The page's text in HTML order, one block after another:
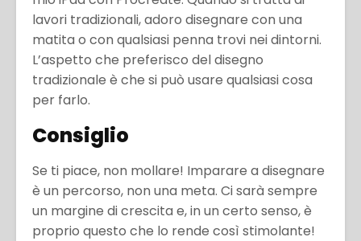
lavori tradizionali, adoro disegnare con una
matita o con qualsiasi penna trovi nei dintorni.
L’aspetto che preferisco del disegno
tradizionale è che si può usare qualsiasi cosa
per farlo.
Consiglio
Se ti piace, non mollare! Imparare a disegnare
è un percorso, non una meta. Ci sarà sempre
un margine di crescita e, in un certo senso, è
proprio questo che lo rende così stimolante!